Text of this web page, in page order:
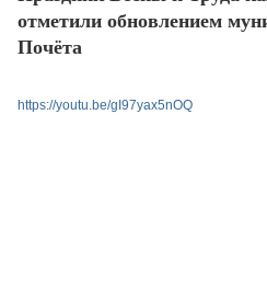
отметили обновлением
Почёта
https://youtu.be/gI97yax5nOQ